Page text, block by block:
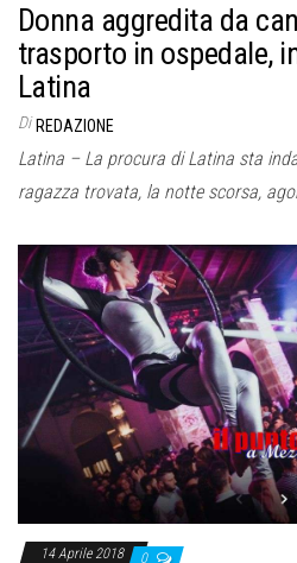
Donna aggredita da
trasporto in ospedale,
Latina
Di REDAZIONE
Latina – La procura di Latina sta
ragazza trovata, la notte scorsa,
14 Aprile 2018 0